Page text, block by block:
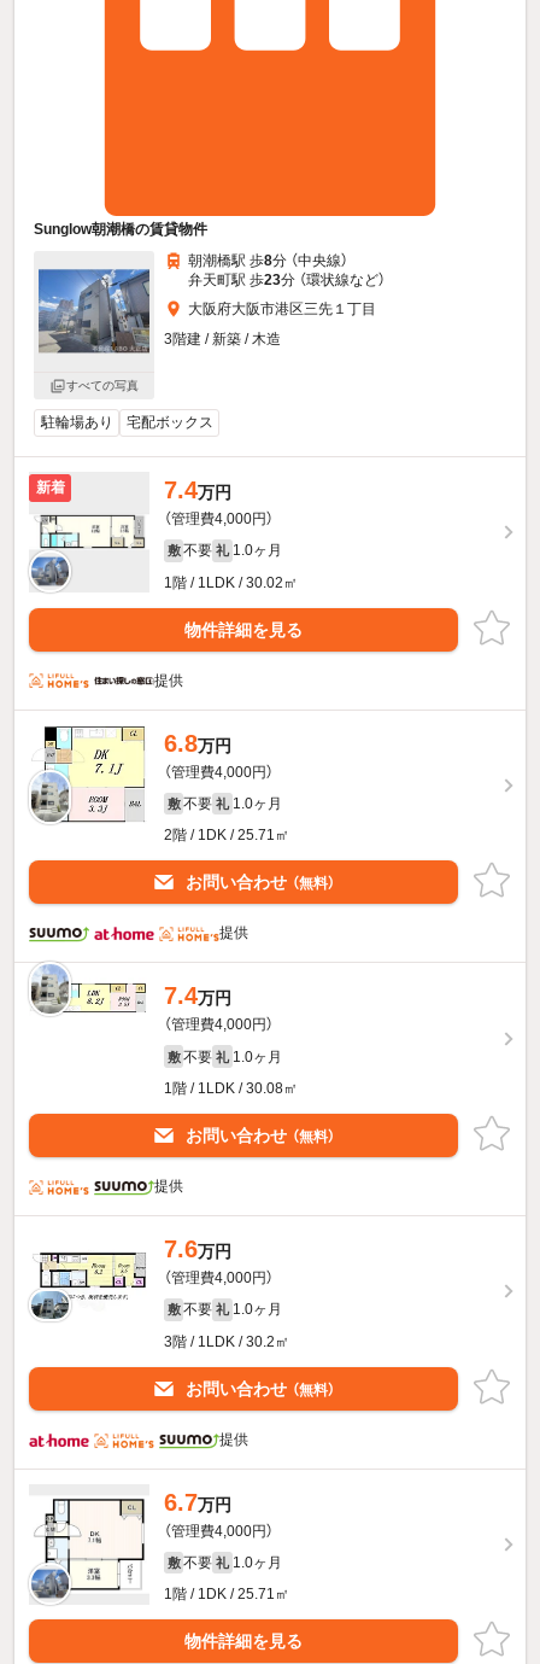
Sunglow朝潮橋の賃貸物件
すべての写真
朝潮橋駅 歩8分 （中央線）
弁天町駅 歩23分 （環状線など）
大阪府大阪市港区三先１丁目
3階建 / 新築 / 木造
駐輪場あり 宅配ボックス
新着 7.4万円
（管理費4,000円）
敷 不要 礼 1.0ヶ月
1階 / 1LDK / 30.02㎡
物件詳細を見る
提供
6.8万円
（管理費4,000円）
敷 不要 礼 1.0ヶ月
2階 / 1DK / 25.71㎡
お問い合わせ （無料）
提供
7.4万円
（管理費4,000円）
敷 不要 礼 1.0ヶ月
1階 / 1LDK / 30.08㎡
お問い合わせ （無料）
提供
7.6万円
（管理費4,000円）
敷 不要 礼 1.0ヶ月
3階 / 1LDK / 30.2㎡
お問い合わせ （無料）
提供
6.7万円
（管理費4,000円）
敷 不要 礼 1.0ヶ月
1階 / 1DK / 25.71㎡
物件詳細を見る